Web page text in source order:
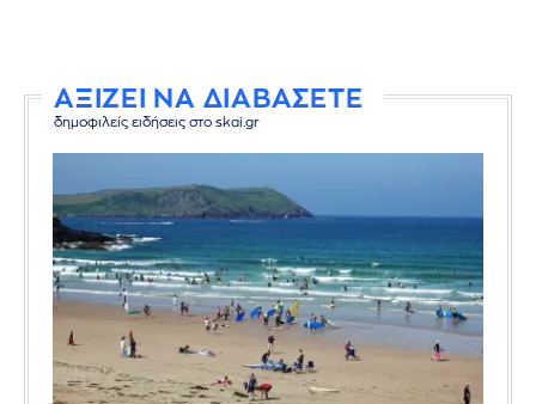
ΑΞΙΖΕΙ ΝΑ ΔΙΑΒΑΣΕΤΕ
δημοφιλείς ειδήσεις στο skai.gr